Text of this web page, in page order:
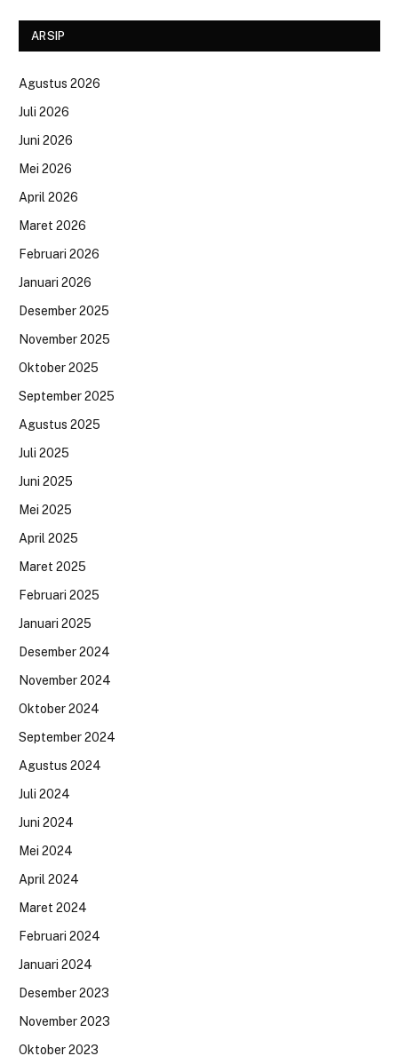
ARSIP
Agustus 2026
Juli 2026
Juni 2026
Mei 2026
April 2026
Maret 2026
Februari 2026
Januari 2026
Desember 2025
November 2025
Oktober 2025
September 2025
Agustus 2025
Juli 2025
Juni 2025
Mei 2025
April 2025
Maret 2025
Februari 2025
Januari 2025
Desember 2024
November 2024
Oktober 2024
September 2024
Agustus 2024
Juli 2024
Juni 2024
Mei 2024
April 2024
Maret 2024
Februari 2024
Januari 2024
Desember 2023
November 2023
Oktober 2023